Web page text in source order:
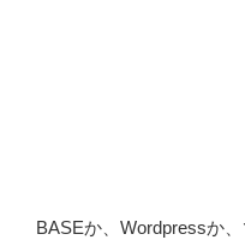
BASEか、Wordpressか